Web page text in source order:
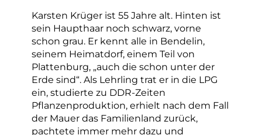
Karsten Krüger ist 55 Jahre alt. Hinten ist
sein Haupthaar noch schwarz, vorne
schon grau. Er kennt alle in Bendelin,
seinem Heimatdorf, einem Teil von
Plattenburg, „auch die schon unter der
Erde sind“. Als Lehrling trat er in die LPG
ein, studierte zu DDR-Zeiten
Pflanzenproduktion, erhielt nach dem Fall
der Mauer das Familienland zurück,
pachtete immer mehr dazu und